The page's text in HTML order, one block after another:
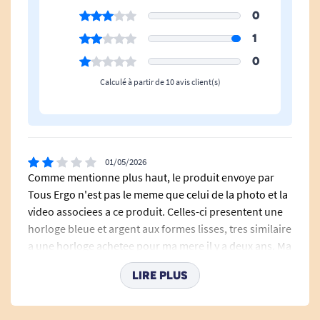
0
1
0
Calculé à partir de 10 avis client(s)
01/05/2026
Comme mentionne plus haut, le produit envoye par
Tous Ergo n'est pas le meme que celui de la photo et la
video associees a ce produit. Celles-ci presentent une
horloge bleue et argent aux formes lisses, tres similaire
a une horloge achetee pour ma mere il y a deux ans. Ma
mere a 98 ans et elle a perdu sa vision, et son horloge
parlante l'aide enormement a se reperer. L'horloge
LIRE PLUS